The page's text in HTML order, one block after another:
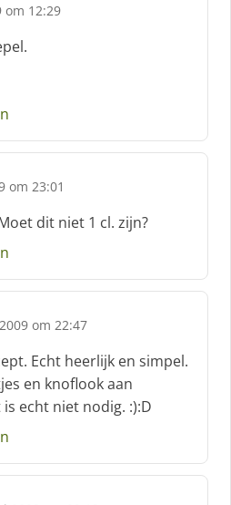
om 12:29
om 23:01
dit niet 1 cl. zijn?
om 22:47
Echt heerlijk en simpel.
en knoflook aan
echt niet nodig. :):D